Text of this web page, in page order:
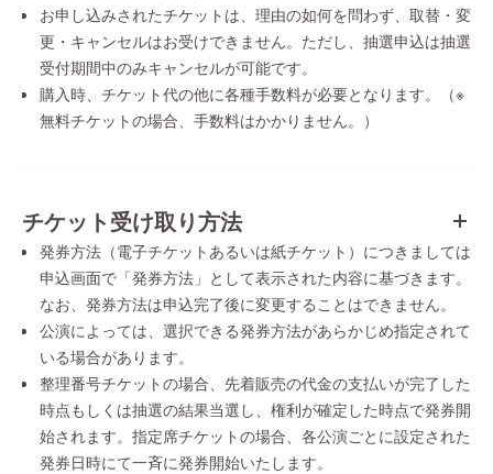
お申し込みされたチケットは、理由の如何を問わず、取替・変
更・キャンセルはお受けできません。ただし、抽選申込は抽選
受付期間中のみキャンセルが可能です。
購入時、チケット代の他に各種手数料が必要となります。（※
無料チケットの場合、手数料はかかりません。）
チケット受け取り方法
発券方法（電子チケットあるいは紙チケット）につきましては
申込画面で「発券方法」として表示された内容に基づきます。
なお、発券方法は申込完了後に変更することはできません。
公演によっては、選択できる発券方法があらかじめ指定されて
いる場合があります。
整理番号チケットの場合、先着販売の代金の支払いが完了した
時点もしくは抽選の結果当選し、権利が確定した時点で発券開
始されます。指定席チケットの場合、各公演ごとに設定された
発券日時にて一斉に発券開始いたします。